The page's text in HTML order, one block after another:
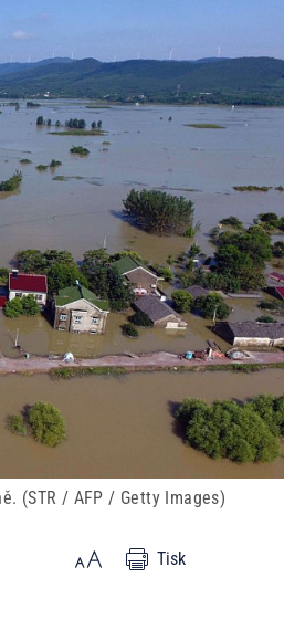
(STR / AFP / Getty Images)
Tisk